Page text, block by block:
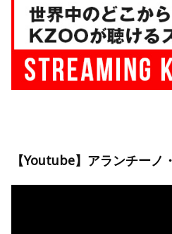
【Youtube】アランチーノ